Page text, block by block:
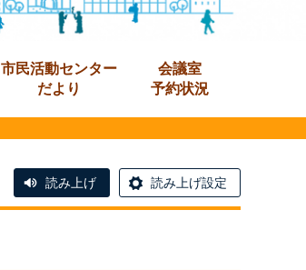
市民活動センター
だより
会議室
予約状況
読み上げ 読み上げ設定